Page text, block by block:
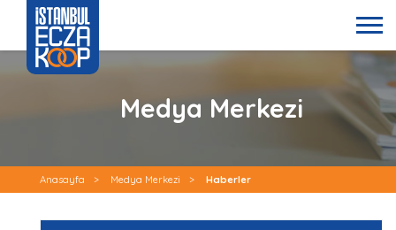
Medya Merkezi
Anasayfa > Medya Merkezi > Haberler